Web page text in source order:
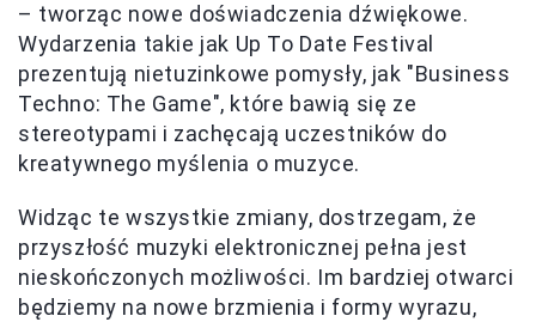
– tworząc nowe doświadczenia dźwiękowe.
Wydarzenia takie jak Up To Date Festival
prezentują nietuzinkowe pomysły, jak "Business
Techno: The Game", które bawią się ze
stereotypami i zachęcają uczestników do
kreatywnego myślenia o muzyce.
Widząc te wszystkie zmiany, dostrzegam, że
przyszłość muzyki elektronicznej pełna jest
nieskończonych możliwości. Im bardziej otwarci
będziemy na nowe brzmienia i formy wyrazu,